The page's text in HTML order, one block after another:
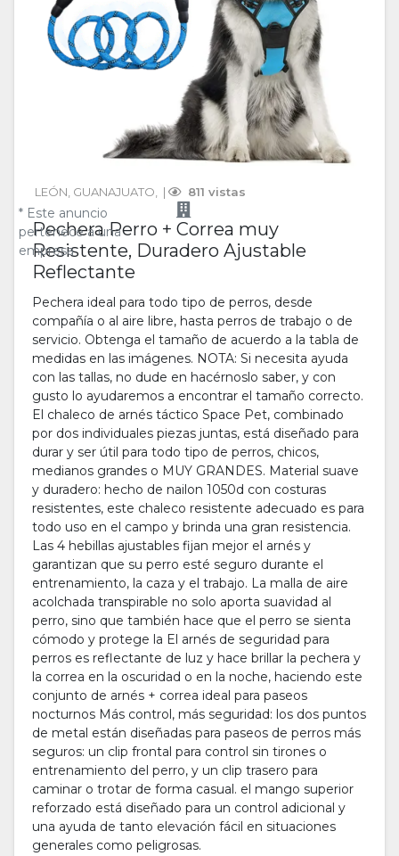
LEÓN GUANAJUATO | 811 vistas
* Este anuncio
pertenece a una
empresa
Pechera Perro + Correa muy
Resistente, Duradero Ajustable
Reflectante
Pechera ideal para todo tipo de perros, desde
compañía o al aire libre, hasta perros de trabajo o de
servicio. Obtenga el tamaño de acuerdo a la tabla de
medidas en las imágenes. NOTA: Si necesita ayuda
con las tallas, no dude en hacérnoslo saber, y con
gusto lo ayudaremos a encontrar el tamaño correcto.
El chaleco de arnés táctico Space Pet, combinado
por dos individuales piezas juntas, está diseñado para
durar y ser útil para todo tipo de perros, chicos,
medianos grandes o MUY GRANDES. Material suave
y duradero: hecho de nailon 1050d con costuras
resistentes, este chaleco resistente adecuado es para
todo uso en el campo y brinda una gran resistencia.
Las 4 hebillas ajustables fijan mejor el arnés y
garantizan que su perro esté seguro durante el
entrenamiento, la caza y el trabajo. La malla de aire
acolchada transpirable no solo aporta suavidad al
perro, sino que también hace que el perro se sienta
cómodo y protege la El arnés de seguridad para
perros es reflectante de luz y hace brillar la pechera y
la correa en la oscuridad o en la noche, haciendo este
conjunto de arnés + correa ideal para paseos
nocturnos Más control, más seguridad: los dos puntos
de metal están diseñadas para paseos de perros más
seguros: un clip frontal para control sin tirones o
entrenamiento del perro, y un clip trasero para
caminar o trotar de forma casual. el mango superior
reforzado está diseñado para un control adicional y
una ayuda de tanto elevación fácil en situaciones
generales como peligrosas.